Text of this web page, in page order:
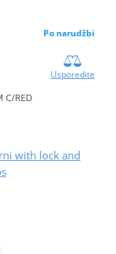
Po narudžbi
Usporedite
C/RED
with lock and